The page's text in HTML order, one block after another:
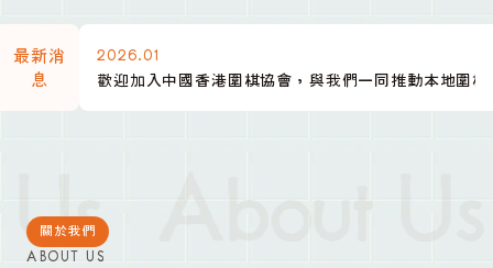
最新消
息
2026.01
歡迎加入中國香港圍棋協會，與我們一同推動本地圍棋
關於我們
ABOUT US